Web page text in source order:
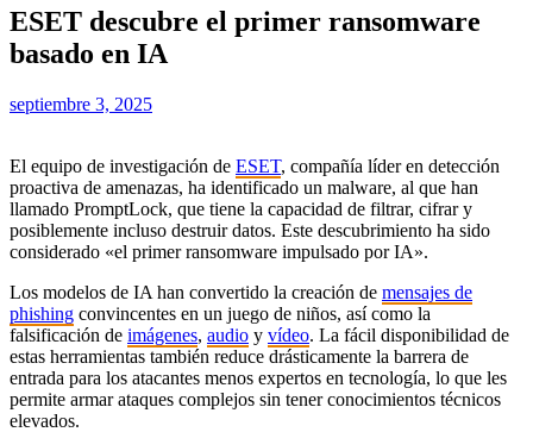
ESET descubre el primer ransomware
basado en IA
septiembre 3, 2025
El equipo de investigación de ESET, compañía líder en detección
proactiva de amenazas, ha identificado un malware, al que han
llamado PromptLock, que tiene la capacidad de filtrar, cifrar y
posiblemente incluso destruir datos. Este descubrimiento ha sido
considerado «el primer ransomware impulsado por IA».
Los modelos de IA han convertido la creación de mensajes de
phishing convincentes en un juego de niños, así como la
falsificación de imágenes, audio y vídeo. La fácil disponibilidad de
estas herramientas también reduce drásticamente la barrera de
entrada para los atacantes menos expertos en tecnología, lo que les
permite armar ataques complejos sin tener conocimientos técnicos
elevados.